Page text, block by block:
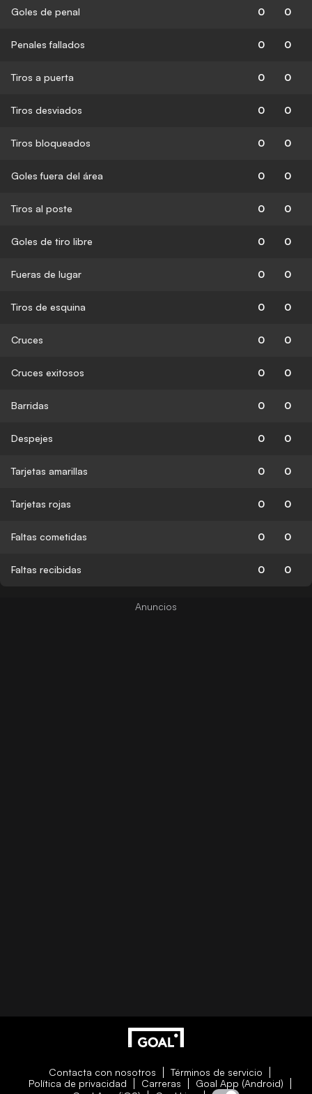
Goles de penal 0 0
Penales fallados 0 0
Tiros a puerta 0 0
Tiros desviados 0 0
Tiros bloqueados 0 0
Goles fuera del área 0 0
Tiros al poste 0 0
Goles de tiro libre 0 0
Fueras de lugar 0 0
Tiros de esquina 0 0
Cruces 0 0
Cruces exitosos 0 0
Barridas 0 0
Despejes 0 0
Tarjetas amarillas 0 0
Tarjetas rojas 0 0
Faltas cometidas 0 0
Faltas recibidas 0 0
Contacta con nosotros
Términos de servicio
Política de privacidad
Carreras
Goal App (Android)